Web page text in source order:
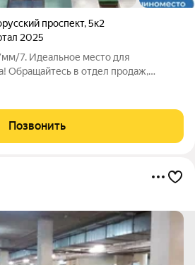
проспект,5к2
2025
7. Идеальное место для
Обращайтесь в отдел продаж,
себя и в качестве инвестиций! В ПАО
со ставкой
Позвонить